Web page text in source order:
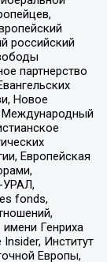
российский
партнерство
Новое
Международный
Европейская
fonds,
Генриха
Институт
Европы,